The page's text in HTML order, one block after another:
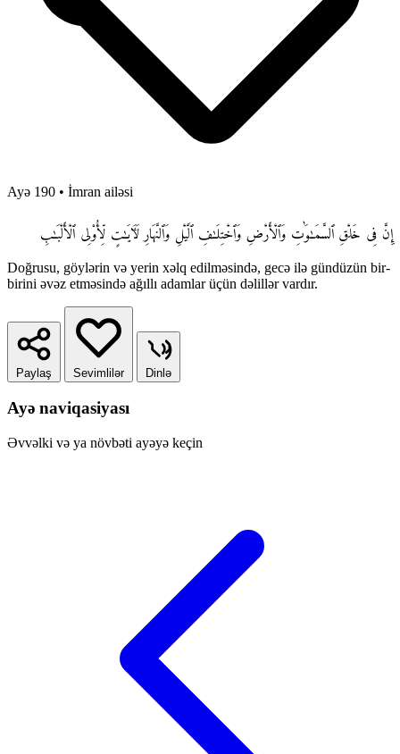
Ayə 190 • İmran ailəsi
إِنَّ فِى خَلْقِ ٱلسَّمَـٰوَٰتِ وَٱلْأَرْضِ وَٱخْتِلَـٰفِ ٱلَّيْلِ وَٱلنَّهَارِ لَـَٔايَـٰتٍ لِّأُو۟لِى ٱلْأَلْبَـٰبِ
Doğrusu, göylərin və yerin xəlq edilməsində, gecə ilə gündüzün bir-
birini əvəz etməsində ağıllı adamlar üçün dəlillər vardır.
Paylaş Sevimlilər Dinlə
Ayə naviqasiyası
Əvvəlki və ya növbəti ayəyə keçin